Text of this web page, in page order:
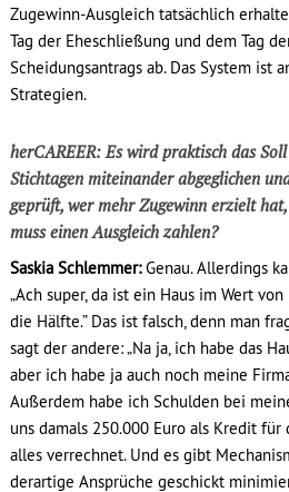
Zugewinn-Ausgleich tatsächlich
Tag der Eheschließung und dem Tag
Scheidungsantrags ab. Das System ist
Strategien.
herCAREER: Es wird praktisch das
Stichtagen miteinander abgeglichen
geprüft, wer mehr Zugewinn erzielt
muss einen Ausgleich zahlen?
Saskia Schlemmer:Genau. Allerdings
„Ach super, da ist ein Haus im Wert
die Hälfte.” Das ist falsch, denn man
sagt der andere: „Na ja, ich habe das
aber ich habe ja auch noch meine
Außerdem habe ich Schulden bei
uns damals 250.000 Euro als Kredit für
alles verrechnet. Und es gibt
derartige Ansprüche geschickt